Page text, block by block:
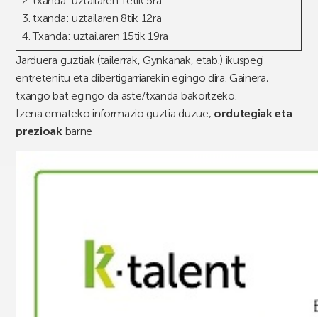
3. txanda: uztailaren 8tik 12ra
4. Txanda: uztailaren 15tik 19ra
Jarduera guztiak (tailerrak, Gynkanak, etab.) ikuspegi
entretenitu eta dibertigarriarekin egingo dira. Gainera,
txango bat egingo da aste/txanda bakoitzeko.
Izena emateko informazio guztia duzue, ordutegiak eta
prezioakbarne